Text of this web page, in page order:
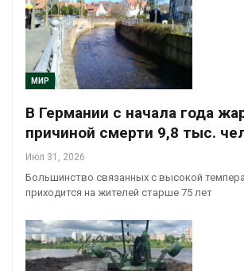
МИР
В Германии с начала года
причиной смерти 9,8 тыс.
Июл 31, 2026
Большинство связанных с высокой
приходится на жителей старше 75 лет